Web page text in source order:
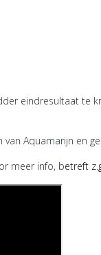
eindresultaat te
Aquamarijn en
meer info, betreft